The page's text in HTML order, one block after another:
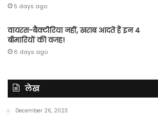
5 days ago
वायरस-बैक्टीरिया नहीं, खराब आदतें हैं इन 4
बीमारियों की वजह!
6 days ago
लेख
December 26, 2023